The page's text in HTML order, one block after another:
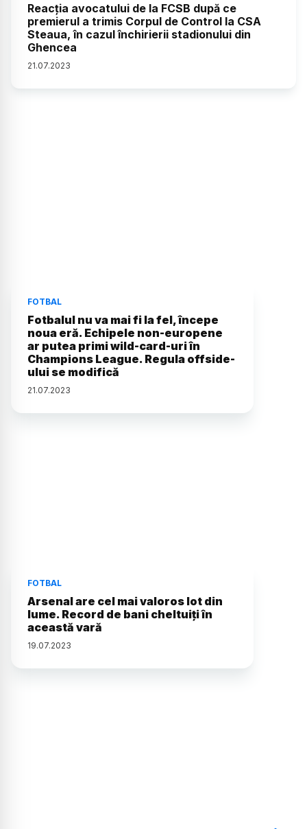
Reacția avocatului de la FCSB după ce
premierul a trimis Corpul de Control la CSA
Steaua, în cazul închirierii stadionului din
Ghencea
21.07.2023
FOTBAL
Fotbalul nu va mai fi la fel, începe
noua eră. Echipele non-europene
ar putea primi wild-card-uri în
Champions League. Regula offside-
ului se modifică
21.07.2023
FOTBAL
Arsenal are cel mai valoros lot din
lume. Record de bani cheltuiți în
această vară
19.07.2023